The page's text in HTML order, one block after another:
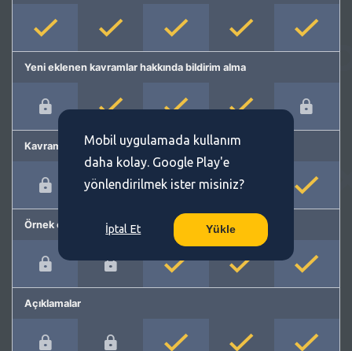
Yeni eklenen kavramlar hakkında bildirim alma
Kavram önerme
Örnek cümleler
Açıklamalar
Mobil uygulamada kullanım
daha kolay. Google Play'e
yönlendirilmek ister misiniz?
İptal Et Yükle